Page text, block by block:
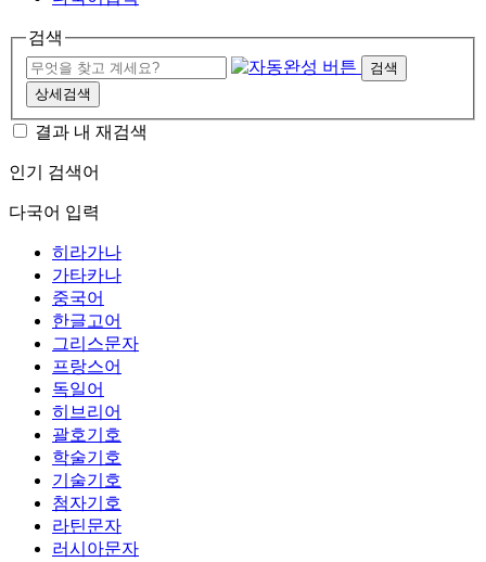
검색
검색
상세검색
결과 내 재검색
인기 검색어
다국어 입력
히라가나
가타카나
중국어
한글고어
그리스문자
프랑스어
독일어
히브리어
괄호기호
학술기호
기술기호
첨자기호
라틴문자
러시아문자